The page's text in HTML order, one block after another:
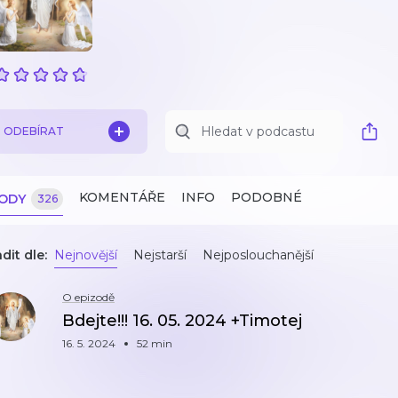
ODEBÍRAT
326 KOMENTÁŘE INFO PODOBNÉ
dle: Nejnovější Nejstarší Nejposlouchanější
O epizodě
Bdejte!!! 16. 05. 2024 +Timotej
16. 5. 2024 52 min